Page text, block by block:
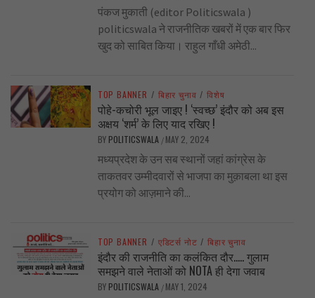
पंकज मुकाती (editor Politicswala )
politicswala ने राजनीतिक खबरों में एक बार फिर
खुद को साबित किया। राहुल गाँधी अमेठी...
TOP BANNER / बिहार चुनाव / विशेष
पोहे-कचोरी भूल जाइए ! ‘स्वच्छ’ इंदौर को अब इस
अक्षय ‘शर्म’ के लिए याद रखिए !
BY POLITICSWALA / MAY 2, 2024
मध्यप्रदेश के उन सब स्थानों जहां कांग्रेस के
ताकतवर उम्मीदवारों से भाजपा का मुक़ाबला था इस
प्रयोग को आज़माने की...
TOP BANNER / एडिटर्स नोट / बिहार चुनाव
इंदौर की राजनीति का कलंकित दौर….. गुलाम
समझने वाले नेताओं को NOTA ही देगा जवाब
BY POLITICSWALA / MAY 1, 2024